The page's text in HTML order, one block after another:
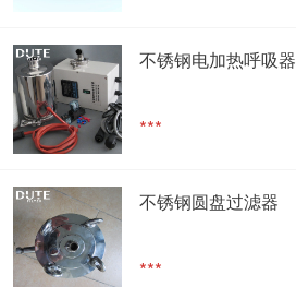
不锈钢电加热呼吸器
***
不锈钢圆盘过滤器
***